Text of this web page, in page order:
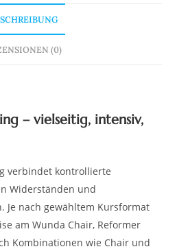
(0)
– vielseitig, intensiv,
verbindet kontrollierte
Widerständen und
Je nach gewähltem Kursformat
am Wunda Chair, Reformer
Kombinationen wie Chair und